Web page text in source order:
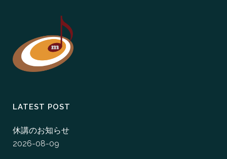
LATEST POST
休講のお知らせ
2026-08-09